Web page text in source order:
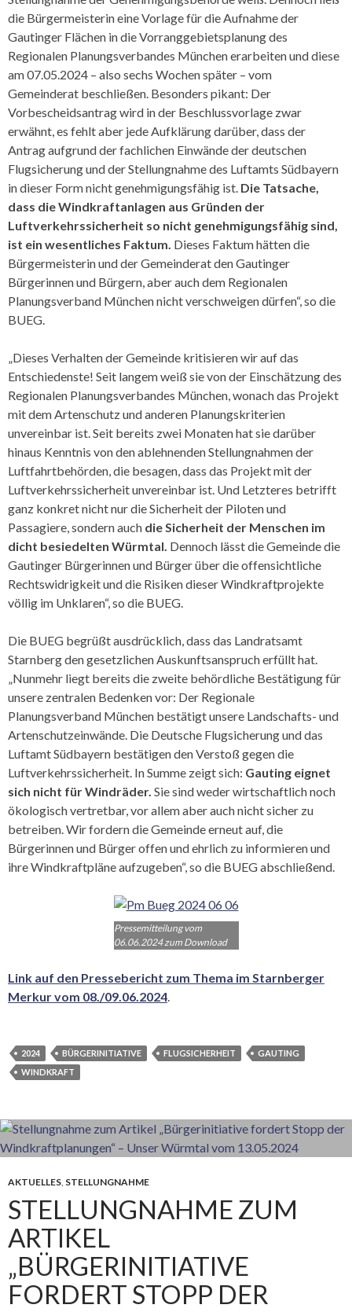
die Bürgermeisterin eine Vorlage für die Aufnahme der
Gautinger Flächen in die Vorranggebietsplanung des
Regionalen Planungsverbandes München erarbeiten und diese
am 07.05.2024 – also sechs Wochen später – vom
Gemeinderat beschließen. Besonders pikant: Der
Vorbescheidsantrag wird in der Beschlussvorlage zwar
erwähnt, es fehlt aber jede Aufklärung darüber, dass der
Antrag aufgrund der fachlichen Einwände der deutschen
Flugsicherung und der Stellungnahme des Luftamts Südbayern
in dieser Form nicht genehmigungsfähig ist. Die Tatsache,
dass die Windkraftanlagen aus Gründen der
Luftverkehrssicherheit so nicht genehmigungsfähig sind,
ist ein wesentliches Faktum. Dieses Faktum hätten die
Bürgermeisterin und der Gemeinderat den Gautinger
Bürgerinnen und Bürgern, aber auch dem Regionalen
Planungsverband München nicht verschweigen dürfen“, so die
BUEG.
„Dieses Verhalten der Gemeinde kritisieren wir auf das
Entschiedenste! Seit langem weiß sie von der Einschätzung des
Regionalen Planungsverbandes München, wonach das Projekt
mit dem Artenschutz und anderen Planungskriterien
unvereinbar ist. Seit bereits zwei Monaten hat sie darüber
hinaus Kenntnis von den ablehnenden Stellungnahmen der
Luftfahrtbehörden, die besagen, dass das Projekt mit der
Luftverkehrssicherheit unvereinbar ist. Und Letzteres betrifft
ganz konkret nicht nur die Sicherheit der Piloten und
Passagiere, sondern auch die Sicherheit der Menschen im
dicht besiedelten Würmtal. Dennoch lässt die Gemeinde die
Gautinger Bürgerinnen und Bürger über die offensichtliche
Rechtswidrigkeit und die Risiken dieser Windkraftprojekte
völlig im Unklaren“, so die BUEG.
Die BUEG begrüßt ausdrücklich, dass das Landratsamt
Starnberg den gesetzlichen Auskunftsanspruch erfüllt hat.
„Nunmehr liegt bereits die zweite behördliche Bestätigung für
unsere zentralen Bedenken vor: Der Regionale
Planungsverband München bestätigt unsere Landschafts- und
Artenschutzeinwände. Die Deutsche Flugsicherung und das
Luftamt Südbayern bestätigen den Verstoß gegen die
Luftverkehrssicherheit. In Summe zeigt sich: Gauting eignet
sich nicht für Windräder. Sie sind weder wirtschaftlich noch
ökologisch vertretbar, vor allem aber auch nicht sicher zu
betreiben. Wir fordern die Gemeinde erneut auf, die
Bürgerinnen und Bürger offen und ehrlich zu informieren und
ihre Windkraftpläne aufzugeben“, so die BUEG abschließend.
Pressemitteilung vom
06.06.2024 zum Download
Link auf den Pressebericht zum Thema im Starnberger
Merkur vom 08./09.06.2024.
2024 BÜRGERINITIATIVE FLUGSICHERHEIT
GAUTING
WINDKRAFT
AKTUELLES STELLUNGNAHME
STELLUNGNAHME ZUM
ARTIKEL
„BÜRGERINITIATIVE
FORDERT STOPP DER